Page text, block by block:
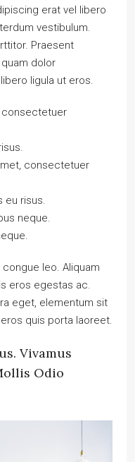
erat vel libero
vestibulum.
Praesent
dolor
ligula ut eros.
consectetuer
consectetuer
eu risus.
neque.
leo. Aliquam
eros egestas ac.
eget, elementum sit
quis porta laoreet.
Vivamus
Odio